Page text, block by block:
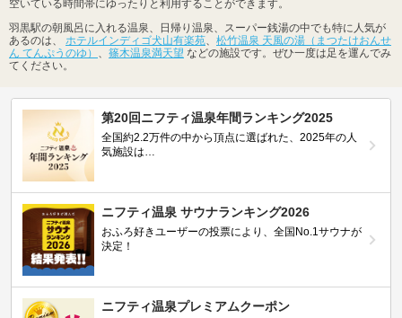
空いている時間帯にゆったりと利用することができます。
羽黒駅の朝風呂に入れる温泉、日帰り温泉、スーパー銭湯の中でも特に人気が
あるのは、 ホテルインディゴ犬山有楽苑、 松竹温泉 天風の湯（まつたけおんせ
ん てんぷうのゆ） 、 篠木温泉満天望 などの施設です。ぜひ一度は足を運んでみ
てください。
第20回ニフティ温泉年間ランキング2025
全国約2.2万件の中から頂点に選ばれた、2025年の人
気施設は…
ニフティ温泉 サウナランキング2026
おふろ好きユーザーの投票により、全国No.1サウナが
決定！
ニフティ温泉プレミアムクーポン